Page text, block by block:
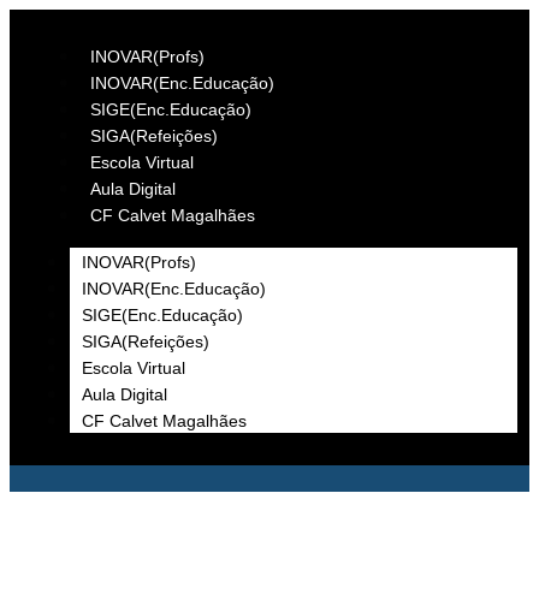
INOVAR(Profs)
INOVAR(Enc.Educação)
SIGE(Enc.Educação)
SIGA(Refeições)
Escola Virtual
Aula Digital
CF Calvet Magalhães
INOVAR(Profs)
INOVAR(Enc.Educação)
SIGE(Enc.Educação)
SIGA(Refeições)
Escola Virtual
Aula Digital
CF Calvet Magalhães